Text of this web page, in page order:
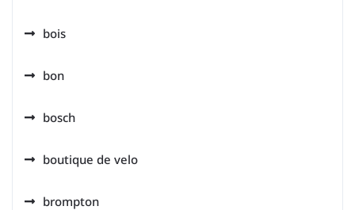
bois
bon
bosch
boutique de velo
brompton